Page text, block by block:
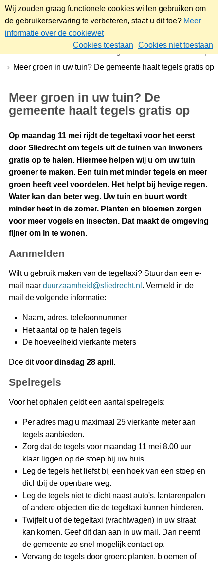
Wij zouden graag functionele cookies willen gebruiken om
de gebruikerservaring te verbeteren, staat u dit toe? Meer
informatie over de cookiewet
Cookies toestaan
Cookies niet toestaan
Nieuws & bekendmakingen Nieuws 2026
April
Meer groen in uw tuin? De gemeente haalt tegels gratis op
Meer groen in uw tuin? De
gemeente haalt tegels gratis op
Op maandag 11 mei rijdt de tegeltaxi voor het eerst
door Sliedrecht om tegels uit de tuinen van inwoners
gratis op te halen. Hiermee helpen wij u om uw tuin
groener te maken. Een tuin met minder tegels en meer
groen heeft veel voordelen. Het helpt bij hevige regen.
Water kan dan beter weg. Uw tuin en buurt wordt
minder heet in de zomer. Planten en bloemen zorgen
voor meer vogels en insecten. Dat maakt de omgeving
fijner om in te wonen.
Aanmelden
Wilt u gebruik maken van de tegeltaxi? Stuur dan een e-
mail naar duurzaamheid@sliedrecht.nl . Vermeld in de
mail de volgende informatie:
Naam, adres, telefoonnummer
Het aantal op te halen tegels
De hoeveelheid vierkante meters
Doe ditvoor dinsdag 28 april.
Spelregels
Voor het ophalen geldt een aantal spelregels:
Per adres mag u maximaal 25 vierkante meter aan
tegels aanbieden.
Zorg dat de tegels voor maandag 11 mei 8.00 uur
klaar liggen op de stoep bij uw huis.
Leg de tegels het liefst bij een hoek van een stoep en
dichtbij de openbare weg.
Leg de tegels niet te dicht naast auto's, lantarenpalen
of andere objecten die de tegeltaxi kunnen hinderen.
Twijfelt u of de tegeltaxi (vrachtwagen) in uw straat
kan komen. Geef dit dan aan in uw mail. Dan neemt
de gemeente zo snel mogelijk contact op.
Vervang de tegels door groen: planten, bloemen of